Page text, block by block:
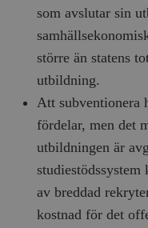
som avslutar sin
större än statens
utbildning.
Att subventionera
fördelar, men det
utbildningen är
av breddad
kostnad för det